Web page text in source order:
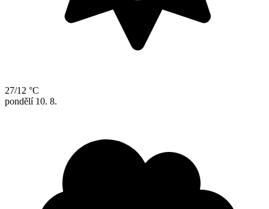
27/12 °C
pondělí 10. 8.